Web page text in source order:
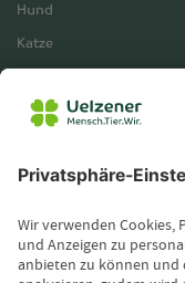
Hund
Katze
Betriebe
Service
Kontakt
Leistungsfall melden